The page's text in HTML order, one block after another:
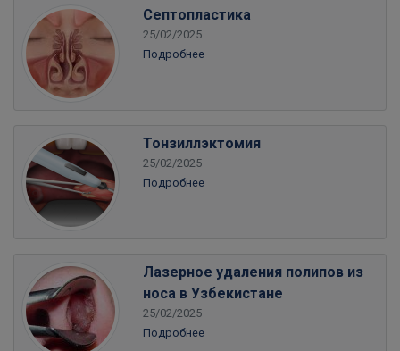
Септопластика
25/02/2025
Подробнее
Тонзиллэктомия
25/02/2025
Подробнее
Лазерное удаления полипов из
носа в Узбекистане
25/02/2025
Подробнее